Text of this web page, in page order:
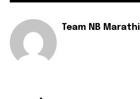
Team NB Marathi